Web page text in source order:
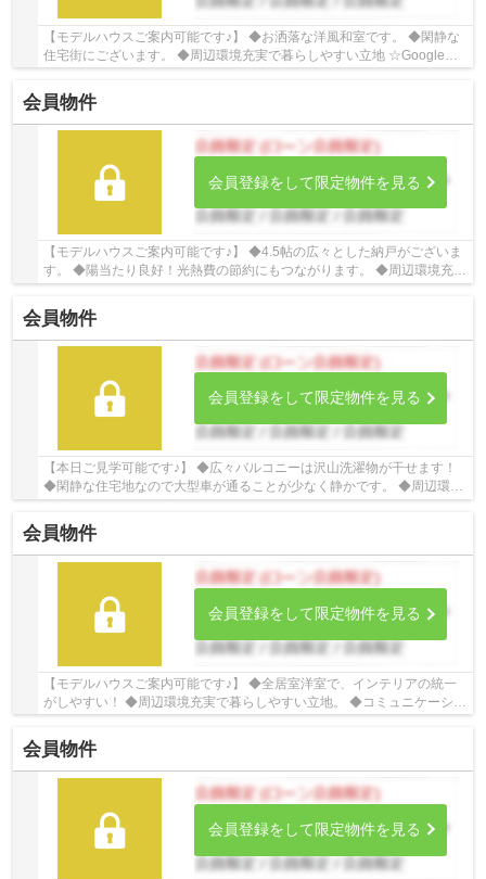
【モデルハウスご案内可能です♪】 ◆お洒落な洋風和室です。 ◆閑静な
住宅街にございます。 ◆周辺環境充実で暮らしやすい立地 ☆Google口
コミ220件以上☆お客様との出会いを大切に笑顔と...
会員物件
会員登録をして限定物件を見る
【モデルハウスご案内可能です♪】 ◆4.5帖の広々とした納戸がございま
す。 ◆陽当たり良好！光熱費の節約にもつながります。 ◆周辺環境充実
で暮らしやすい立地 ☆Google口コミ220件以上...
会員物件
会員登録をして限定物件を見る
【本日ご見学可能です♪】 ◆広々バルコニーは沢山洗濯物が干せます！
◆閑静な住宅地なので大型車が通ることが少なく静かです。 ◆周辺環境
充実で暮らしやすい立地 ☆Google口コミ220件...
会員物件
会員登録をして限定物件を見る
【モデルハウスご案内可能です♪】 ◆全居室洋室で、インテリアの統一
がしやすい！ ◆周辺環境充実で暮らしやすい立地。 ◆コミュニケーショ
会員物件
会員登録をして限定物件を見る